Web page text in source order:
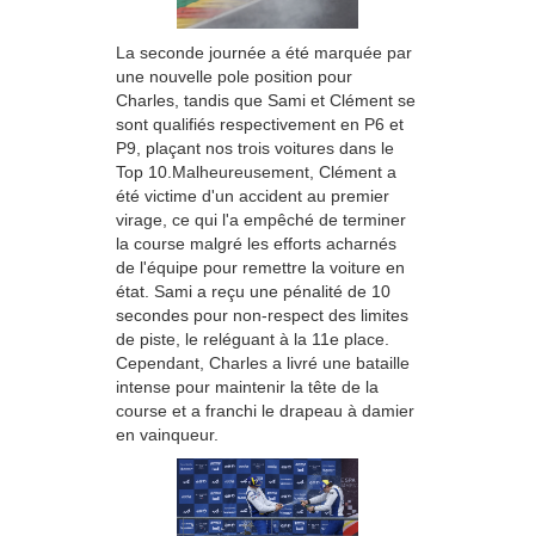
La seconde journée a été marquée par
une nouvelle pole position pour
Charles, tandis que Sami et Clément se
sont qualifiés respectivement en P6 et
P9, plaçant nos trois voitures dans le
Top 10.Malheureusement, Clément a
été victime d'un accident au premier
virage, ce qui l'a empêché de terminer
la course malgré les efforts acharnés
de l'équipe pour remettre la voiture en
état. Sami a reçu une pénalité de 10
secondes pour non-respect des limites
de piste, le reléguant à la 11e place.
Cependant, Charles a livré une bataille
intense pour maintenir la tête de la
course et a franchi le drapeau à damier
en vainqueur.